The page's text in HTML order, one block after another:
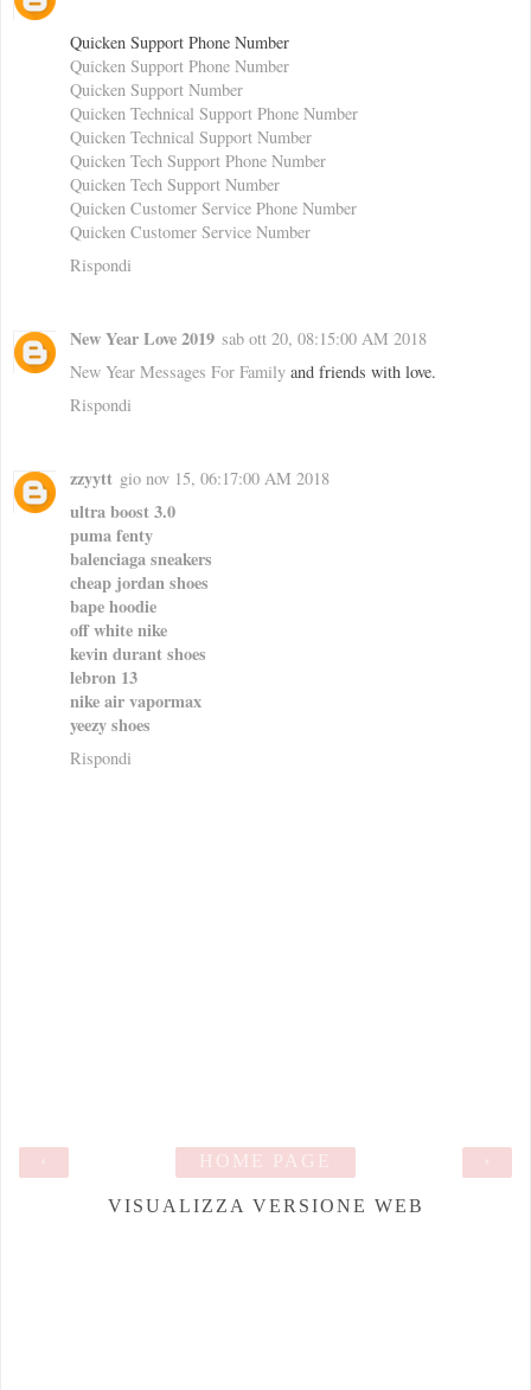
Quicken Support Phone Number
Quicken Support Phone Number
Quicken Support Number
Quicken Technical Support Phone Number
Quicken Technical Support Number
Quicken Tech Support Phone Number
Quicken Tech Support Number
Quicken Customer Service Phone Number
Quicken Customer Service Number
Rispondi
New Year Love 2019 sab ott 20, 08:15:00 AM 2018
New Year Messages For Family and friends with love.
Rispondi
zzyytt gio nov 15, 06:17:00 AM 2018
ultra boost 3.0
puma fenty
balenciaga sneakers
cheap jordan shoes
bape hoodie
off white nike
kevin durant shoes
lebron 13
nike air vapormax
yeezy shoes
Rispondi
›
HOME PAGE
VISUALIZZA VERSIONE WEB